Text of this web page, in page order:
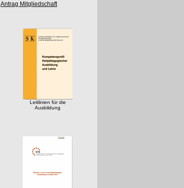
Antrag Mitgliedschaft
Leitlinien für die
Ausbildung